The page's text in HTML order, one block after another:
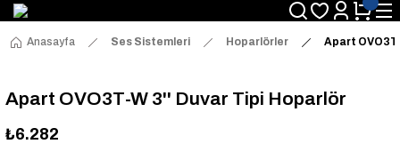
Anasayfa Ses Sistemleri Hoparlörler Apart
Apart OVO3T-W 3'' Duvar Tipi Hoparlör
₺6.282